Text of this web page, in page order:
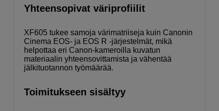
Yhteensopivat väriprofiilit
XF605 tukee samoja värimatriiseja kuin Canonin
Cinema EOS- ja EOS R -järjestelmät, mikä
helpottaa eri Canon-kameroilla kuvatun
materiaalin yhteensovittamista ja vähentää
jälkituotannon työmäärää.
Toimitukseen sisältyy